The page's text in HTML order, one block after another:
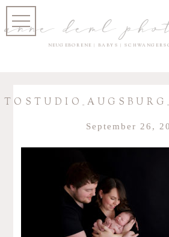
NEUGEBORENE | BABYS |
anne deml
September 26,